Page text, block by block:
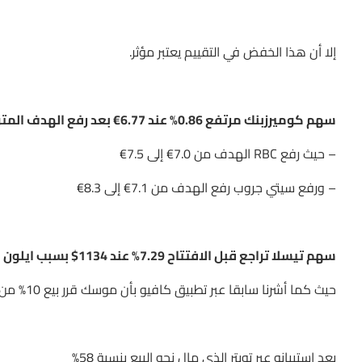
إلا أن هذا الخفض في التقييم يعتبر مؤثر.
سهم كوميرزبنك مرتفع 0.86% عند 6.77€ بعد رفع الهدف المتوقع
– حيث رفع RBC الهدف من 7.0€ إلى 7.5€
– ورفع سيتي جروب رفع الهدف من 7.1€ إلى 8.3€
سهم تيسلا تراجع قبل الافتتاح 7.29% عند 1134$ بسبب ايلون موسك
حيث كما أشرنا سابقا عبر تطبيق كافيو بأن موسك قرر بيع 10% من حصته في تيسلا
بعد استبيانه عبر تويتر الذي مال نحو البيع بنسبة 58%